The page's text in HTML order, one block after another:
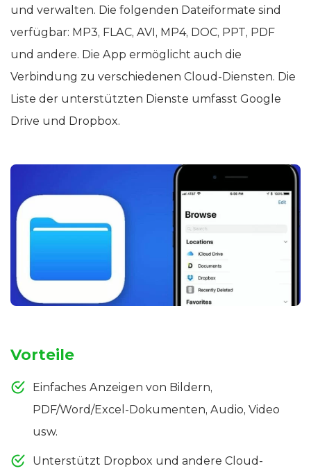
und verwalten. Die folgenden Dateiformate sind
verfügbar: MP3, FLAC, AVI, MP4, DOC, PPT, PDF
und andere. Die App ermöglicht auch die
Verbindung zu verschiedenen Cloud-Diensten. Die
Liste der unterstützten Dienste umfasst Google
Drive und Dropbox.
Vorteile
Einfaches Anzeigen von Bildern,
PDF/Word/Excel-Dokumenten, Audio, Video
usw.
Unterstützt Dropbox und andere Cloud-